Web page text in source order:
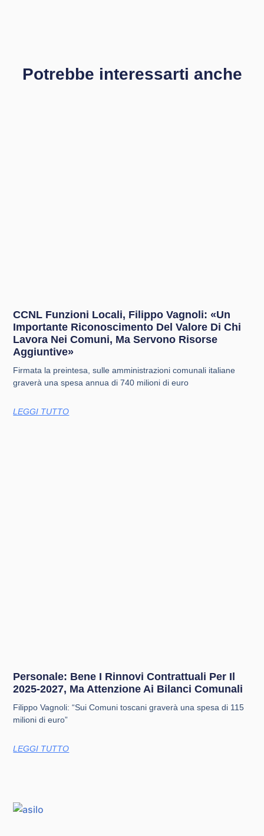
Potrebbe interessarti anche
CCNL Funzioni Locali, Filippo Vagnoli: «Un
Importante Riconoscimento Del Valore Di Chi
Lavora Nei Comuni, Ma Servono Risorse
Aggiuntive»
Firmata la preintesa, sulle amministrazioni comunali italiane
graverà una spesa annua di 740 milioni di euro
LEGGI TUTTO
Personale: Bene I Rinnovi Contrattuali Per Il
2025-2027, Ma Attenzione Ai Bilanci Comunali
Filippo Vagnoli: “Sui Comuni toscani graverà una spesa di 115
milioni di euro”
LEGGI TUTTO